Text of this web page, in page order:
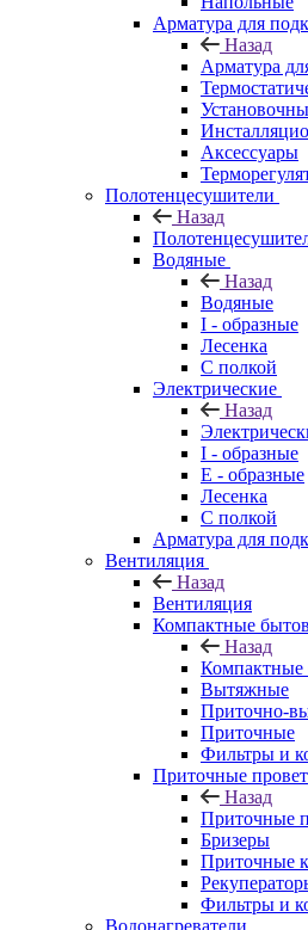
Арматура для
Назад
Арматура
Аксессуары
Полотенцесушители
Назад
Водяные
Назад
Водяные
I - образные
Лесенка
С полкой
Электрические
Назад
I - образные
E - образные
Лесенка
С полкой
Арматура для
Вентиляция
Назад
Вентиляция
Компактные
Назад
Компактные
Вытяжные
Приточно-
Приточные
Фильтры и
Приточные
Назад
Приточные
Бризеры
Приточные
Фильтры и
Водонагреватели